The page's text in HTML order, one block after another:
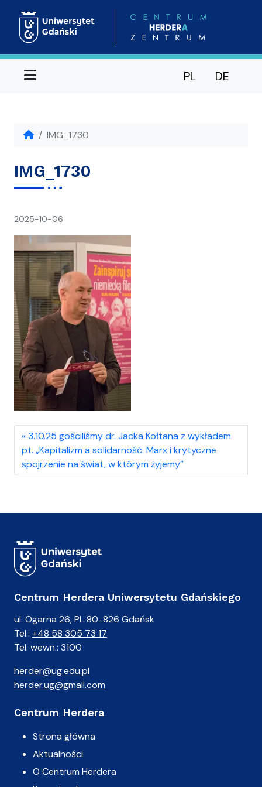
Menu PL DE
IMG_1730
IMG_1730
2025-10-06
3.10.25 gościliśmy dr. Jacka Kołtana z wykładem
pt. „Kapitalizm a solidarność. Marx i krytyczne
spojrzenie na świat, w którym żyjemy”
Centrum Herdera Uniwersytetu Gdańskiego
ul. Ogarna 26, PL 80-826 Gdańsk
Tel.: +48 58 305 73 17
Tel. wewn.: 3100
herder@ug.edu.pl
herder.ug@gmail.com
Centrum Herdera
Strona główna
Aktualności
O Centrum Herdera